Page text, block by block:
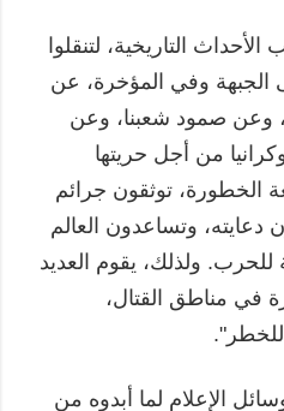
التاريخية، لتنقلوا
الجبهة وفي المؤخرة، عن
وعن صمود شعبنا، وعن
من أجل حريتها
الخطورة، توثقون جرائم
دعايته، وتساعدون العالم
للحرب. ولذلك، يقوم العديد
في مناطق القتال،
الإعلام لما أبدوه من